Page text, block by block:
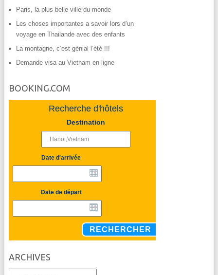
Paris, la plus belle ville du monde
Les choses importantes a savoir lors d’un
voyage en Thailande avec des enfants
La montagne, c’est génial l’été !!!
Demande visa au Vietnam en ligne
BOOKING.COM
Recherche d'hôtels
Destination
Date d'arrivée
Date de départ
RECHERCHER
ARCHIVES